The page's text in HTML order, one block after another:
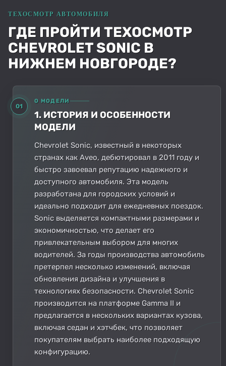
ГДЕ ПРОЙТИ ТЕХОСМОТР
CHEVROLET SONIC В
НИЖНЕМ НОВГОРОДЕ?
01
О МОДЕЛИ
1. ИСТОРИЯ И ОСОБЕННОСТИ
МОДЕЛИ
Chevrolet Sonic, известный в некоторых
странах как Aveo, дебютировал в 2011 году и
быстро завоевал репутацию надежного и
доступного автомобиля. Эта модель
разработана для городских условий и
идеально подходит для ежедневных поездок.
Sonic выделяется компактными размерами и
экономичностью, что делает его
привлекательным выбором для многих
водителей. За годы производства автомобиль
претерпел несколько изменений, включая
обновления дизайна и улучшения в
технологиях безопасности. Chevrolet Sonic
производится на платформе Gamma II и
предлагается в нескольких вариантах кузова,
включая седан и хэтчбек, что позволяет
покупателям выбрать наиболее подходящую
конфигурацию.